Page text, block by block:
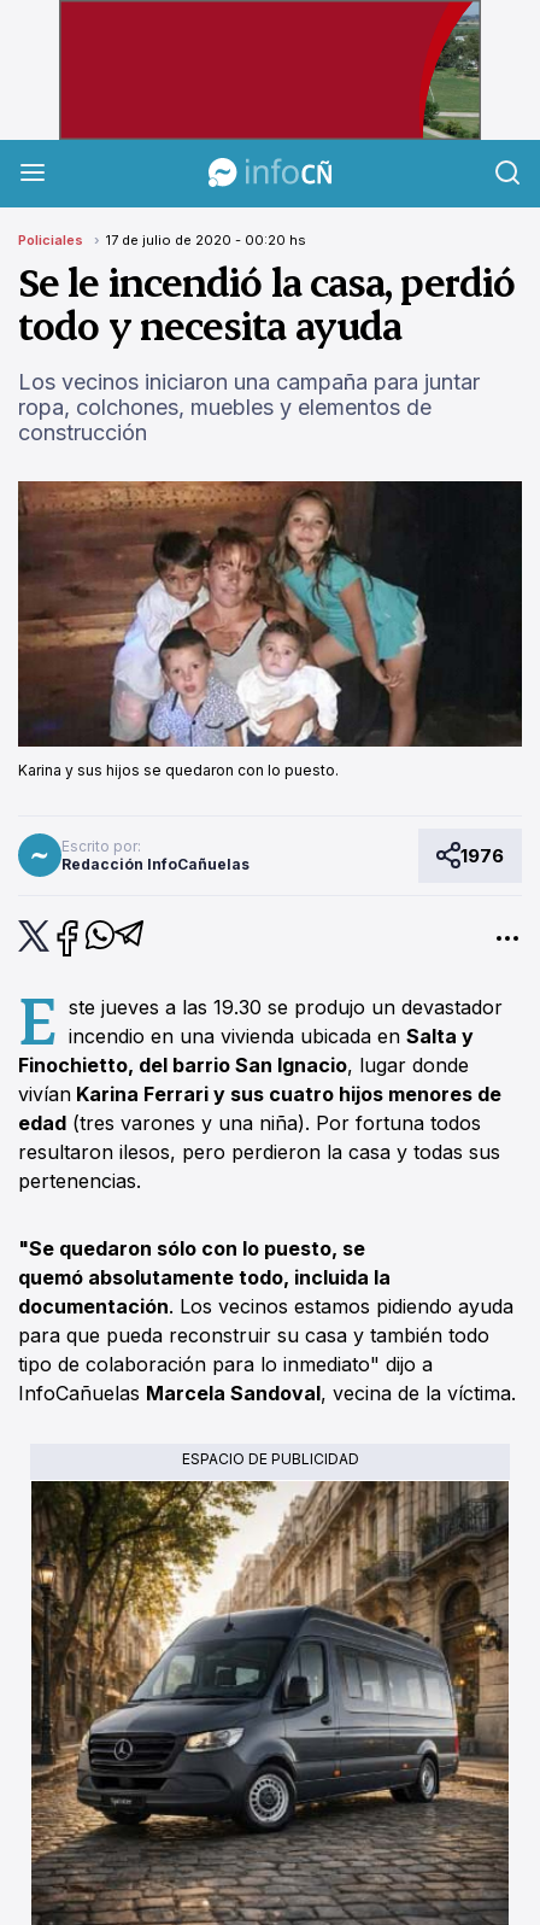
Policiales 17 de julio de 2020 - 00:20 hs
Se le incendió la casa, perdió
todo y necesita ayuda
Los vecinos iniciaron una campaña para juntar
ropa, colchones, muebles y elementos de
construcción
Karina y sus hijos se quedaron con lo puesto.
Escrito por:
Redacción InfoCañuelas
1976
E ste jueves a las 19.30 se produjo un devastador
incendio en una vivienda ubicada enSalta y
Finochietto, del barrio San Ignacio, lugar donde
vivían Karina Ferrari y sus cuatro hijos menores de
edad (tres varones y una niña). Por fortuna todos
resultaron ilesos, pero perdieron la casa y todas sus
pertenencias.
"Se quedaron sólo con lo puesto, se
quemó absolutamente todo, incluida la
documentación. Los vecinos estamos pidiendo ayuda
para que pueda reconstruir su casa y también todo
tipo de colaboración para lo inmediato" dijo a
InfoCañuelas Marcela Sandoval, vecina de la víctima.
ESPACIO DE PUBLICIDAD